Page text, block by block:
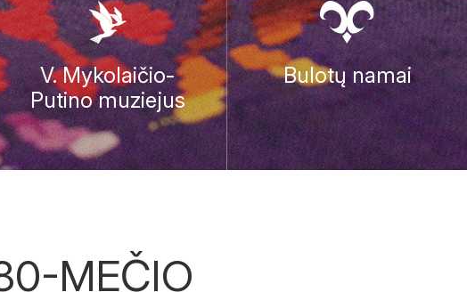
V. Mykolaičio-
Putino muziejus
Bulotų namai
MEČIO